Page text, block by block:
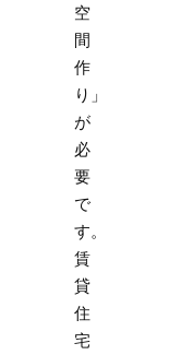
空
間
作
り」
が
必
要
で
す。
賃
貸
住
宅